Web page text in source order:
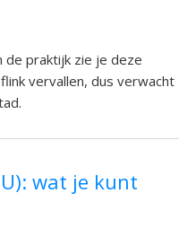
de praktijk zie je deze
vervallen, dus verwacht
wat je kunt